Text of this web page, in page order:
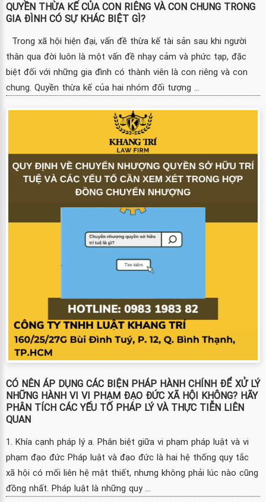
QUYỀN THỪA KẾ CỦA CON RIÊNG VÀ CON CHUNG TRONG
GIA ĐÌNH CÓ SỰ KHÁC BIỆT GÌ?
Trong xã hội hiện đại, vấn đề thừa kế tài sản sau khi người
thân qua đời luôn là một vấn đề nhạy cảm và phức tạp, đặc
biệt đối với những gia đình có thành viên là con riêng và con
chung. Quyền thừa kế của hai nhóm đối tượng ...
CÓ NÊN ÁP DỤNG CÁC BIỆN PHÁP HÀNH CHÍNH ĐỂ XỬ LÝ
NHỮNG HÀNH VI VI PHẠM ĐẠO ĐỨC XÃ HỘI KHÔNG? HÃY
PHÂN TÍCH CÁC YẾU TỐ PHÁP LÝ VÀ THỰC TIỄN LIÊN
QUAN
1. Khía cạnh pháp lý a. Phân biệt giữa vi phạm pháp luật và vi
phạm đạo đức Pháp luật và đạo đức là hai hệ thống quy tắc
xã hội có mối liên hệ mật thiết, nhưng không phải lúc nào cũng
đồng nhất. Pháp luật là những quy ...